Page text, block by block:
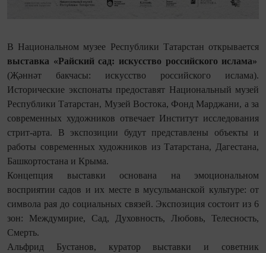
В Национальном музее Республики Татарстан открывается
выставка «Райский сад: искусство российского ислама»
(Җәннәт бакчасы: искусство российского ислама).
Исторические экспонаты предоставят Национальный музей
Республики Татарстан, Музей Востока, Фонд Марджани, а за
современных художников отвечает Институт исследования
стрит-арта. В экспозиции будут представлены объекты и
работы современных художников из Татарстана, Дагестана,
Башкортостана и Крыма.
Концепция выставки основана на эмоциональном
восприятии садов и их месте в мусульманской культуре: от
символа рая до социальных связей. Экспозиция состоит из 6
зон: Междумирие, Сад, Духовность, Любовь, Телесность,
Смерть.
Альфрид Бустанов, куратор выставки и советник